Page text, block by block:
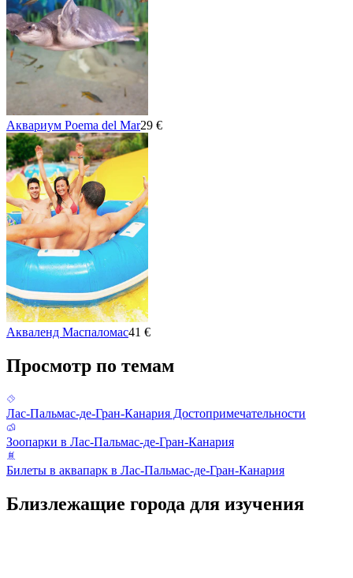
Аквариум Poema del Mar29 €
Акваленд Маспаломас41 €
Просмотр по темам
Лас-Пальмас-де-Гран-Канария Достопримечательности
Зоопарки в Лас-Пальмас-де-Гран-Канария
Билеты в аквапарк в Лас-Пальмас-де-Гран-Канария
Близлежащие города для изучения